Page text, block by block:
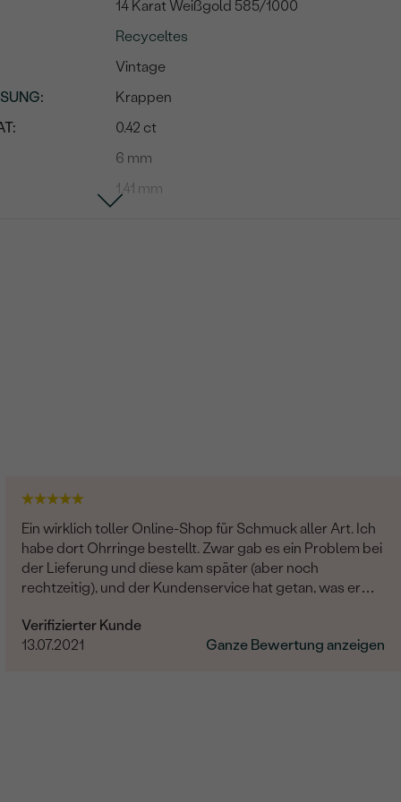
14 Karat Weißgold 585/1000
Recyceltes
Vintage
:
Krappen
0.42 ct
6 mm
1.41 mm
Diamant
24
1.25 mm (0.0075 ct)
Ein wirklich toller Online-Shop für Schmuck aller Art. Ich
habe dort Ohrringe bestellt. Zwar gab es ein Problem bei
der Lieferung und diese kam später (aber noch
rechtzeitig), und der Kundenservice hat getan, was er
Die Qualität des Schmucks ist wirklich ausgezeichnet
und alles war sehr liebevoll verpackt. Hier bestellen wir
Verifizierter Kunde
13.07.2021
Ganze Bewertung anzeigen